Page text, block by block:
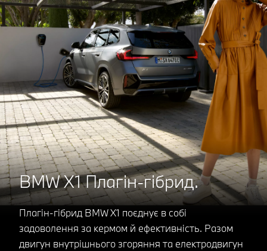
BMW X1 Плагін-гібрид.
Плагін-гібрид BMW X1 поєднує в собі
задоволення за кермом й ефективність. Разом
двигун внутрішнього згоряння та електродвигун